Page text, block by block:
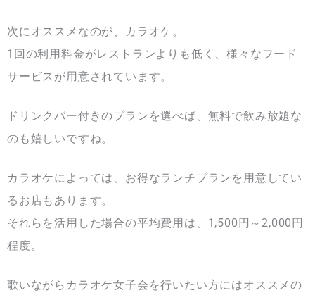
次にオススメなのが、カラオケ。
1回の利用料金がレストランよりも低く、様々なフード
サービスが用意されています。
ドリンクバー付きのプランを選べば、無料で飲み放題な
のも嬉しいですね。
カラオケによっては、お得なランチプランを用意してい
るお店もあります。
それらを活用した場合の平均費用は、1,500円～2,000円
程度。
歌いながらカラオケ女子会を行いたい方にはオススメの